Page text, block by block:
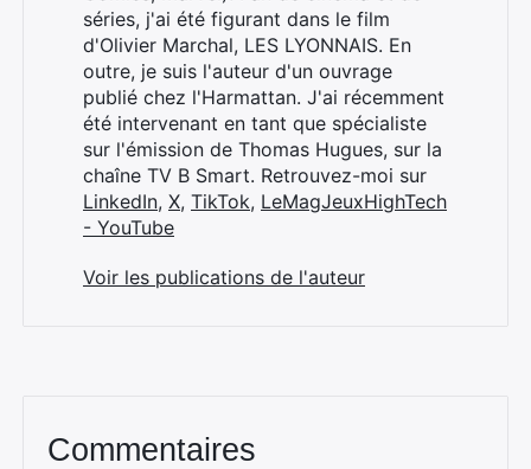
séries, j'ai été figurant dans le film
d'Olivier Marchal, LES LYONNAIS. En
outre, je suis l'auteur d'un ouvrage
publié chez l'Harmattan. J'ai récemment
été intervenant en tant que spécialiste
sur l'émission de Thomas Hugues, sur la
chaîne TV B Smart. Retrouvez-moi sur
LinkedIn, X, TikTok, LeMagJeuxHighTech
- YouTube
Voir les publications de l'auteur
Commentaires